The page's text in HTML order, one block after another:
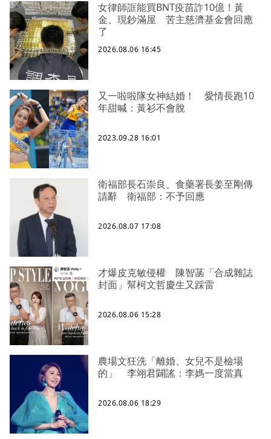
女律師誆能買BNT疫苗詐10億！黃
金、現鈔滿屋 苦主慈濟基金會回應
了
2026.08.06 16:45
又一啦啦隊女神結婚！ 愛情長跑10
年甜喊：黃衫不會脫
2023.09.28 16:01
衛福部長石崇良、食藥署長姜至剛傳
請辭 衛福部：不予回應
2026.08.07 17:08
才爆皮克敏侵權 陳智菡「合成雜誌
封面」幫柯文哲慶生又踩雷
2026.08.06 15:28
農場文狂洗「離婚、女兒不是檢場
的」 李翊君闢謠：李媽一度當真
2026.08.06 18:29